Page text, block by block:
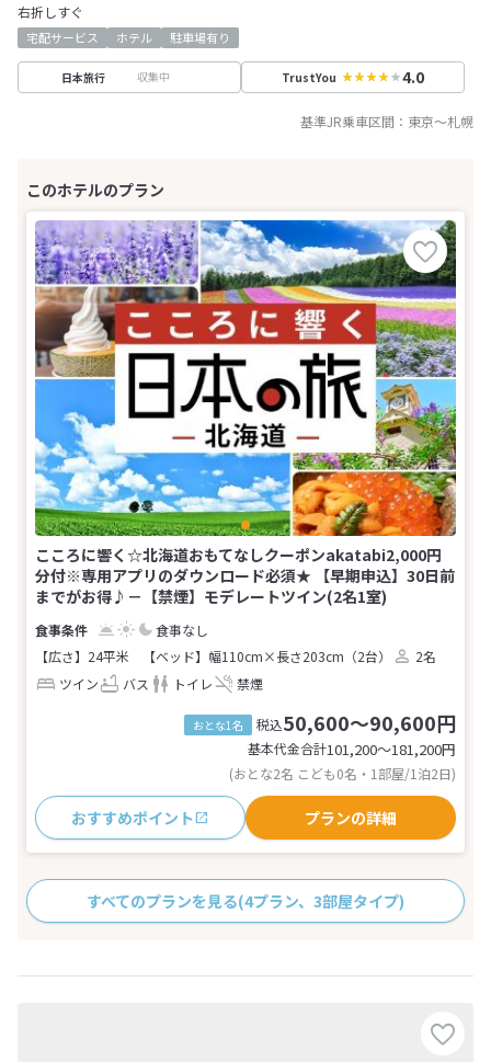
右折しすぐ
宅配サービス ホテル 駐車場有り
日本旅行 収集中 TrustYou 4.0
基準JR乗車区間： 東京～札幌
こころに響く☆北海道おもてなしクーポンakatabi2,000円
分付※専用アプリのダウンロード必須★ 【早期申込】30日前
までがお得♪－【禁煙】モデレートツイン(2名1室)
食事なし
【広さ】24平米
【ベッド】幅110cm×長さ203cm（2台）
2名
ツイン
バス トイレ 禁煙
おとな1名 税込50,600～90,600円
基本代金合計101,200〜181,200円
(おとな2名 こども0名・1部屋/1泊2日)
おすすめポイント プランの詳細
すべてのプランを見る(4プラン、3部屋タイプ)